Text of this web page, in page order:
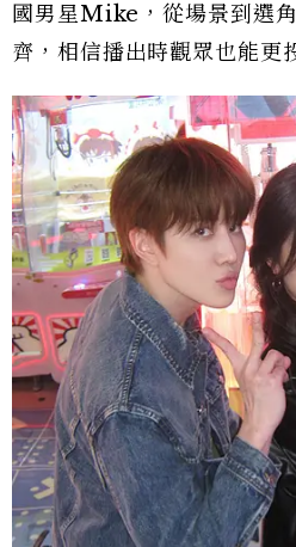
國男星Mike，從場景到選
齊，相信播出時觀眾也能更